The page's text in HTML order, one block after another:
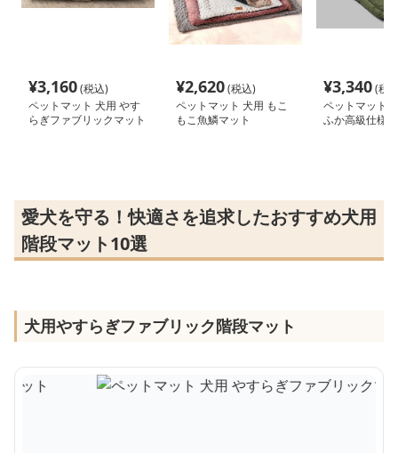
¥3,160(税込)
ペットマット 犬用 やす
らぎファブリックマット
¥2,620(税込)
ペットマット 犬用 もこ
もこ魚鱗マット
¥3,340(税
ペットマット
ふか高級仕様
愛犬を守る！快適さを追求したおすすめ犬用
階段マット10選
犬用やすらぎファブリック階段マット